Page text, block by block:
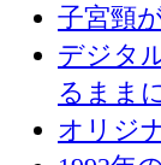
子宮頸
デジタ
るまま
オリジ